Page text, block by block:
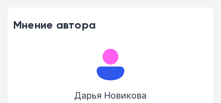
Мнение автора
Дарья Новикова